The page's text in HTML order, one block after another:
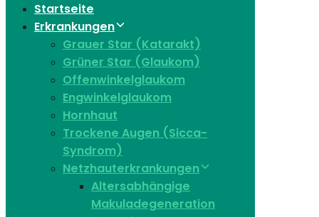
Startseite
Erkrankungen
Grauer Star (Katarakt)
Grüner Star (Glaukom)
Offenwinkelglaukom
Engwinkelglaukom
Hornhaut
Trockene Augen (Sicca-
Syndrom)
Netzhauterkrankungen
Altersabhängige
Makuladegeneration